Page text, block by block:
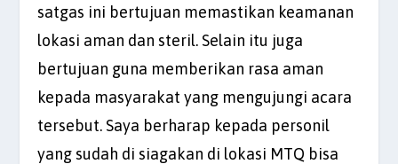
satgas ini bertujuan memastikan keamanan
lokasi aman dan steril. Selain itu juga
bertujuan guna memberikan rasa aman
kepada masyarakat yang mengujungi acara
tersebut. Saya berharap kepada personil
yang sudah di siagakan di lokasi MTQ bisa